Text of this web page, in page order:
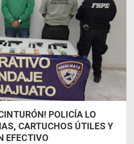
POLICÍA LO
CARTUCHOS ÚTILES Y
EFECTIVO